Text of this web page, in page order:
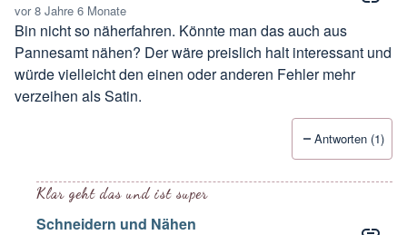
vor 8 Jahre 6 Monate
Bin nicht so näherfahren. Könnte man das auch aus
Pannesamt nähen? Der wäre preislich halt interessant und
würde vielleicht den einen oder anderen Fehler mehr
verzeihen als Satin.
Antworten (1)
Klar geht das und ist super
Schneidern und Nähen